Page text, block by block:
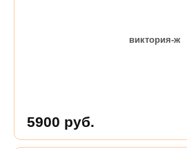
виктория-ж
5900 руб.